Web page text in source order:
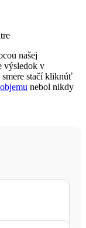
našej
výsledok v
stačí kliknúť
nebol nikdy